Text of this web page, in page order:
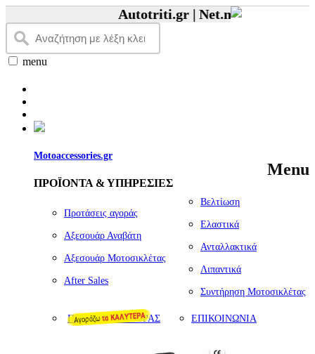
Autotriti.gr | Net.mototriti.gr |
menu
Menu
Motoaccessories.gr
ΠΡΟΪΟΝΤΑ & ΥΠΗΡΕΣΙΕΣ
Προτάσεις αγοράς
Αξεσουάρ Αναβάτη
Αξεσουάρ Μοτοσικλέτας
Αfter Sales
Βελτίωση
Ελαστικά
Ανταλλακτικά
Λιπαντικά
Συντήρηση Μοτοσικλέτας
ΠΡΟΤΑΣΕΙΣ ΑΓΟΡΑΣ ΕΠΙΚΟΙΝΩΝΙΑ